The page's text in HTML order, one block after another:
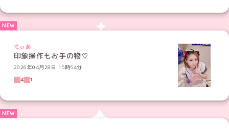
てぃあ
印象操作もお手の物♡
2026年04月28日 15時54分
4
1